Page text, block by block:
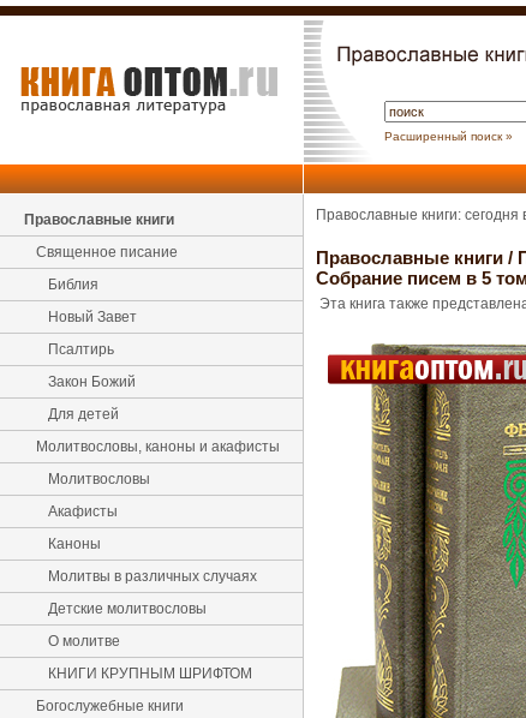
Расширенный поиск »
Православные книги
Священное писание
Библия
Новый Завет
Псалтирь
Закон Божий
Для детей
Молитвословы, каноны и акафисты
Молитвословы
Акафисты
Каноны
Молитвы в различных случаях
Детские молитвословы
О молитве
КНИГИ КРУПНЫМ ШРИФТОМ
Богослужебные книги
Православные книги: сегодня
Православные книги /
Собрание писем в 5
Эта книга также